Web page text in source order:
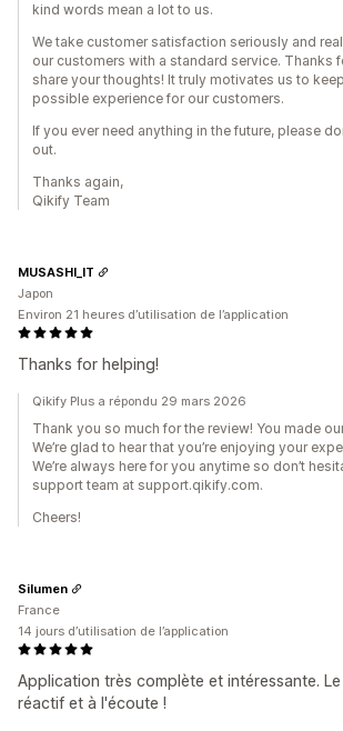
kind words mean a lot to us.
We take customer satisfaction seriously and
our customers with a standard service. Thanks
share your thoughts! It truly motivates us to
possible experience for our customers.
If you ever need anything in the future, please
out.
Thanks again,
Qikify Team
Thanks for helping!
MUSASHI_IT
Japon
Environ 21 heures d’utilisation de l’application
Qikify Plus a répondu 29 mars 2026
Thank you so much for the review! You made
We’re glad to hear that you’re enjoying your
We’re always here for you anytime so don’t
support team at support.qikify.com.
Cheers!
Application très complète et intéressante.
réactif et à l'écoute !
Silumen
France
14 jours d’utilisation de l’application